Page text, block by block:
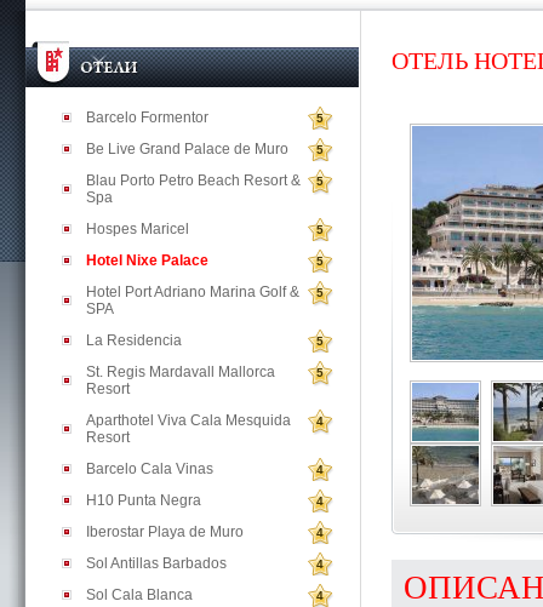
Barcelo Formentor 5
Be Live Grand Palace de Muro 5
Blau Porto Petro Beach Resort &
Spa
5
Hospes Maricel 5
Hotel Nixe Palace 5
Hotel Port Adriano Marina Golf &
SPA
5
La Residencia 5
St. Regis Mardavall Mallorca
Resort
5
Aparthotel Viva Cala Mesquida
Resort
4
Barcelo Cala Vinas 4
H10 Punta Negra 4
Iberostar Playa de Muro 4
Sol Antillas Barbados 4
Sol Cala Blanca 4
ОТЕЛЬ